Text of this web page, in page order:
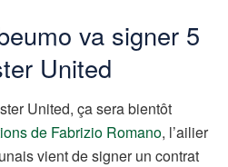
va signer 5
United
United, ça sera bientôt
de Fabrizio Romano, l’ailier
vient de signer un contrat